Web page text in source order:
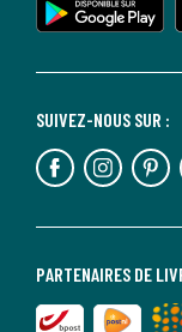
PARTENAIRES DE
SUIVEZ-NOUS SUR :